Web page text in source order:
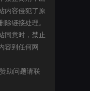
内容侵犯了原
除链接处理。
同意时，禁止
容到任何网
助问题请联